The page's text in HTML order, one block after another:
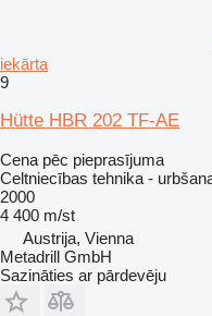
iekārta
9
Hütte HBR 202 TF-AE
Cena pēc pieprasījuma
Celtniecības tehnika -
2000
4 400 m/st
Austrija, Vienna
Metadrill GmbH
Sazināties ar pārdevēju